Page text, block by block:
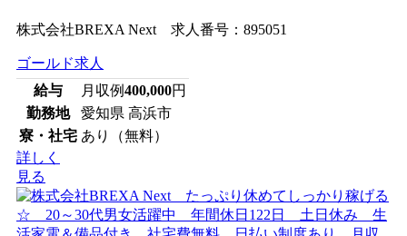
株式会社BREXA Next 求人番号：895051
ゴールド求人
給与
月収例400,000円
勤務地
愛知県 高浜市
寮・社宅 あり（無料）
詳しく
見る